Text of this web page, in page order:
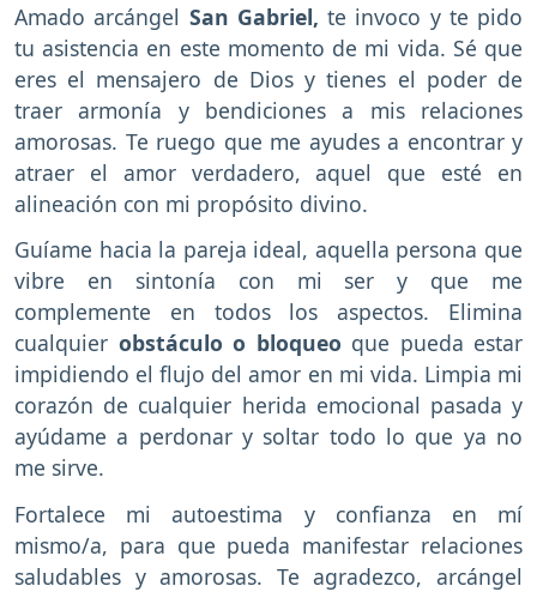
Amado arcángel San Gabriel, te invoco y te pido
tu asistencia en este momento de mi vida. Sé que
eres el mensajero de Dios y tienes el poder de
traer armonía y bendiciones a mis relaciones
amorosas. Te ruego que me ayudes a encontrar y
atraer el amor verdadero, aquel que esté en
alineación con mi propósito divino.
Guíame hacia la pareja ideal, aquella persona que
vibre en sintonía con mi ser y que me
complemente en todos los aspectos. Elimina
cualquier obstáculo o bloqueo que pueda estar
impidiendo el flujo del amor en mi vida. Limpia mi
corazón de cualquier herida emocional pasada y
ayúdame a perdonar y soltar todo lo que ya no
me sirve.
Fortalece mi autoestima y confianza en mí
mismo/a, para que pueda manifestar relaciones
saludables y amorosas. Te agradezco, arcángel